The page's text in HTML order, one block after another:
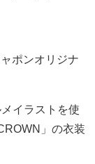
ポンオリジナ
イラストを使
」の衣装